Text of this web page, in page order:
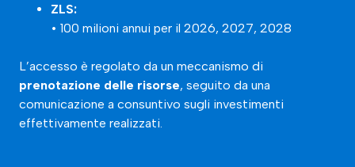
ZLS:
• 100 milioni annui per il 2026, 2027, 2028
L’accesso è regolato da un meccanismo di
prenotazione delle risorse, seguito da una
comunicazione a consuntivo sugli investimenti
effettivamente realizzati.